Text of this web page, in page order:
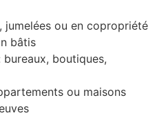
jumelées ou en copropriété
bâtis
boutiques,
ou maisons